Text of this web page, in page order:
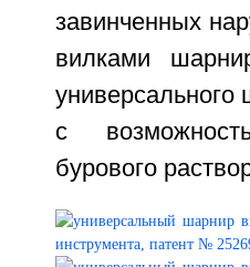
завинченных
вилками
с
бурового